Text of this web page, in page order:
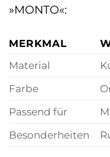
»MONTO«:
MERKMAL
Material
Farbe
Passend für
Besonderheiten